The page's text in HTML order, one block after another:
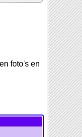
foto's en